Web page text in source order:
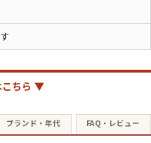
70年代
こちら ▼
ブランド・年代 FAQ・レビュー